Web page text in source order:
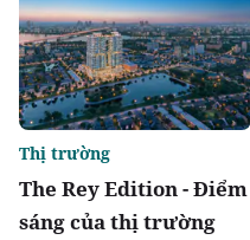
The Rey Edition - Điểm
sáng của thị trường
Thị trường